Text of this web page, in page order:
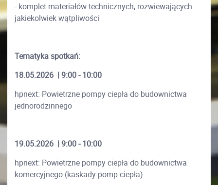
- komplet materiałów technicznych, rozwiewających
jakiekolwiek wątpliwości
Tematyka spotkań:
18.05.2026 | 9:00 - 10:00
hpnext: Powietrzne pompy ciepła do budownictwa
jednorodzinnego
19.05.2026 | 9:00 - 10:00
hpnext: Powietrzne pompy ciepła do budownictwa
komercyjnego (kaskady pomp ciepła)